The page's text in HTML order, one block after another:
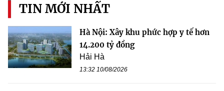
TIN MỚI NHẤT
Hà Nội: Xây khu phức hợp y tế hơn
14.200 tỷ đồng
Hải Hà
13:32 10/08/2026